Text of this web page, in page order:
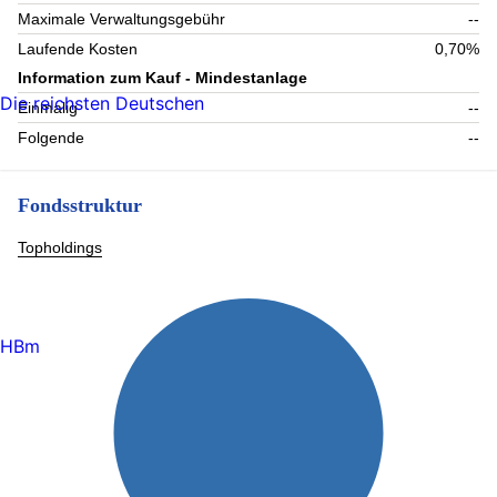
Maximale Verwaltungsgebühr
--
Laufende Kosten
0,70%
Information zum Kauf - Mindestanlage
Einmalig
--
Folgende
--
Fondsstruktur
Topholdings
Die reichsten Deutschen
HBm